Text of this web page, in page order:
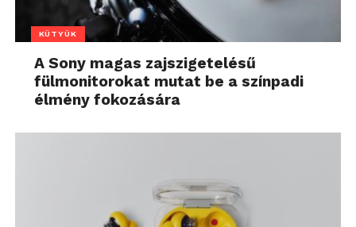
KÜTYÜK
A Sony magas zajszigetelésű
fülmonitorokat mutat be a színpadi
élmény fokozására